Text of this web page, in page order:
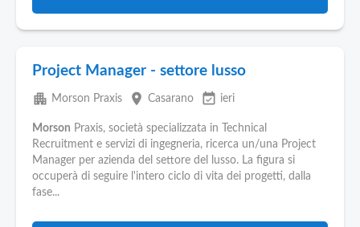
Project Manager - settore lusso
apartment Morson Praxis place Casarano event_available ieri
Morson Praxis, società specializzata in Technical
Recruitment e servizi di ingegneria, ricerca un/una Project
Manager per azienda del settore del lusso. La figura si
occuperà di seguire l'intero ciclo di vita dei progetti, dalla
fase...